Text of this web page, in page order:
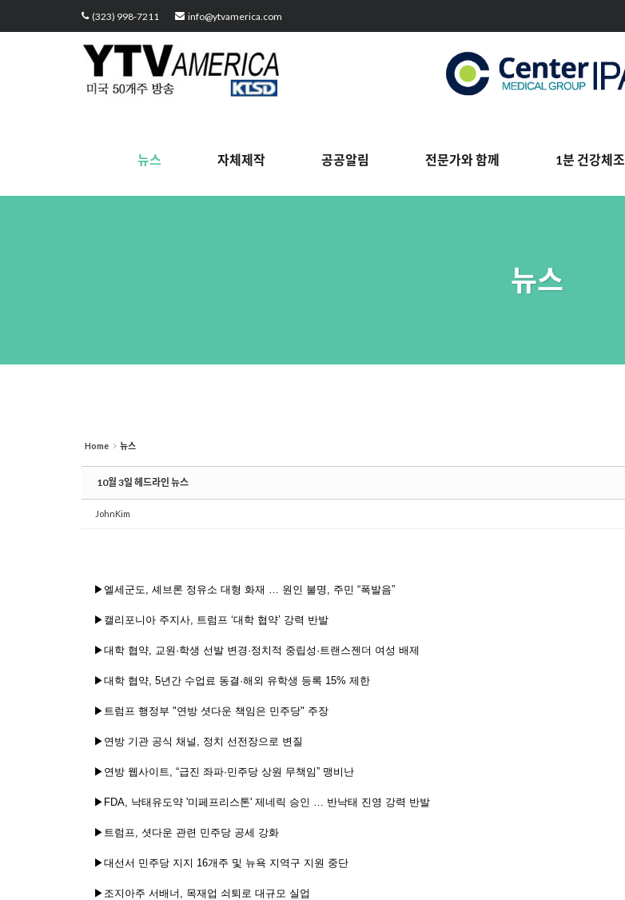
(323) 998-7211 info@ytvamerica.com
뉴스 자체제작 공공알림 전문가와 함께 1분 건강체조
뉴스
Home 뉴스
10월 3일 헤드라인 뉴스
JohnKim
▶엘세군도, 셰브론 정유소 대형 화재 … 원인 불명, 주민 “폭발음”
▶캘리포니아 주지사, 트럼프 ‘대학 협약’ 강력 반발
▶대학 협약, 교원·학생 선발 변경·정치적 중립성·트랜스젠더 여성 배제
▶대학 협약, 5년간 수업료 동결·해외 유학생 등록 15% 제한
▶트럼프 행정부 "연방 셧다운 책임은 민주당" 주장
▶연방 기관 공식 채널, 정치 선전장으로 변질
▶연방 웹사이트, “급진 좌파·민주당 상원 무책임” 맹비난
▶FDA, 낙태유도약 '미페프리스톤' 제네릭 승인 … 반낙태 진영 강력 반발
▶트럼프, 셧다운 관련 민주당 공세 강화
▶대선서 민주당 지지 16개주 및 뉴욕 지역구 지원 중단
▶조지아주 서배너, 목재업 쇠퇴로 대규모 실업